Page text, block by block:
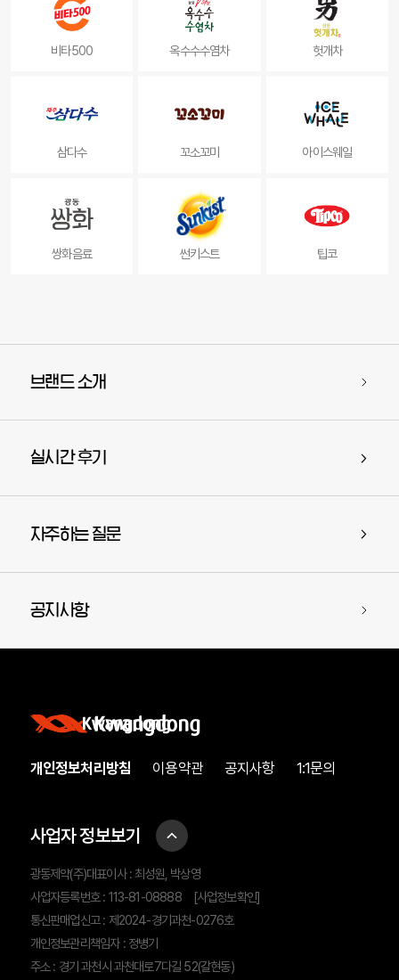
비타500 옥수수수염차 헛개차
삼다수 꼬소꼬미 아이스웨일
쌍화음료 썬키스트 팁코
브랜드 소개
실시간 후기
자주하는 질문
공지사항
개인정보처리방침 이용약관 공지사항 1:1문의
사업자 정보보기
광동제약(주)대표이사 : 최성원, 박상영
사업자등록번호 : 113-81-08888
[사업정보확인]
통신판매업신고 : 제2024-경기과천-0276호
개인정보관리책임자 : 정병기
주소 : 경기 과천시 과천대로7다길 52(갈현동)